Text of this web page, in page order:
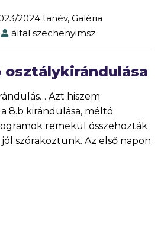
2024 tanév, Galéria
által szechenyimsz
osztálykirándulása
Azt hiszem
8.b kirándulása, méltó
remekül összehozták
szórakoztunk. Az első napon